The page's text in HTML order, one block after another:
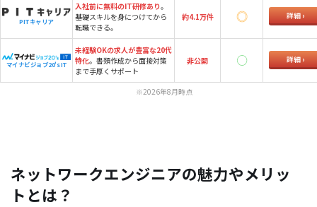
PITキャリア
入社前に無料のIT研修あり。
基礎スキルを身につけてから
転職できる。
約4.1万件 詳細
マイナビジョブ20's IT
未経験OKの求人が豊富な20代
特化。書類作成から面接対策
まで手厚くサポート
非公開 詳細
※2026年8月時点
ネットワークエンジニアの魅力やメリッ
トとは？